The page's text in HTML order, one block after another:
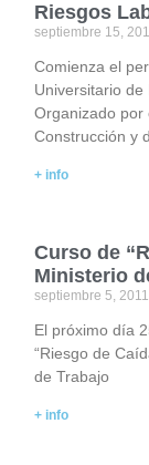
Riesgos
septiembre 15,
Comienza el
Universitario de
Organizado por
Construcción y
+ info
Curso de
Ministerio
septiembre 5, 2011
El próximo día
“Riesgo de
de Trabajo
+ info